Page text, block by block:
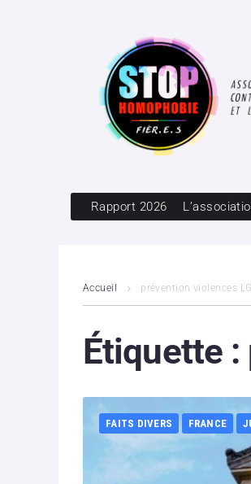
Rapport 2026
Accueil prévention violences
Étiquette :
FAITS DIVERS FRANCE